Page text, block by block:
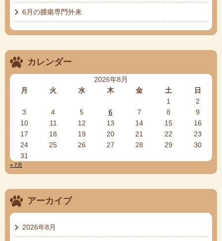
6月の腫瘍専門外来
カレンダー
2026年8月
月
火 水 木 金 土
日
1
2
3
4 5 6 7 8
9
10
11 12 13 14 15
16
17
18 19 20 21 22
23
24
25 26 27 28 29
30
31
« 7月
アーカイブ
2026年8月